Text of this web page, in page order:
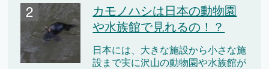
カモノハシは日本の動物園
や水族館で見れるの！？
日本には、大きな施設から小さな施
設まで実に沢山の動物園や水族館が